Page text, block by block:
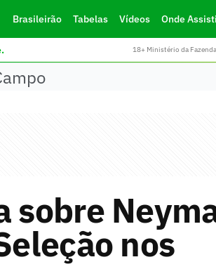
Brasileirão Tabelas Vídeos Onde
18+ Ministério da
sobre
nos